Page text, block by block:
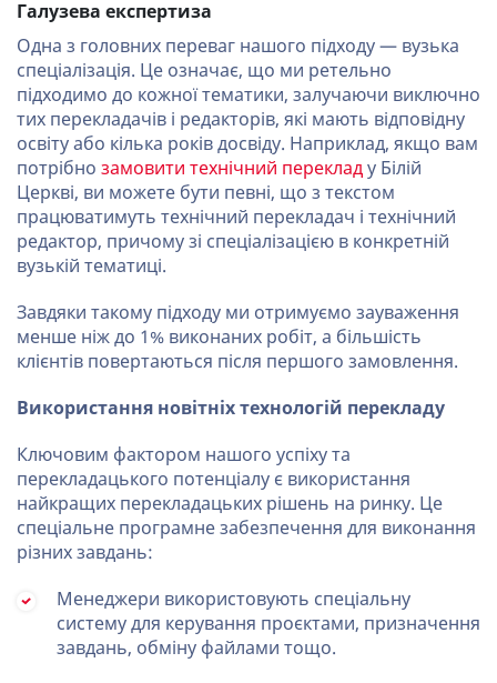
Галузева експертиза
Одна з головних переваг нашого підходу — вузька
спеціалізація. Це означає, що ми ретельно
підходимо до кожної тематики, залучаючи виключно
тих перекладачів і редакторів, які мають відповідну
освіту або кілька років досвіду. Наприклад, якщо вам
потрібно замовити технічний переклад у Білій
Церкві, ви можете бути певні, що з текстом
працюватимуть технічний перекладач і технічний
редактор, причому зі спеціалізацією в конкретній
вузькій тематиці.
Завдяки такому підходу ми отримуємо зауваження
менше ніж до 1% виконаних робіт, а більшість
клієнтів повертаються після першого замовлення.
Використання новітніх технологій перекладу
Ключовим фактором нашого успіху та
перекладацького потенціалу є використання
найкращих перекладацьких рішень на ринку. Це
спеціальне програмне забезпечення для виконання
різних завдань:
Менеджери використовують спеціальну
систему для керування проєктами, призначення
завдань, обміну файлами тощо.